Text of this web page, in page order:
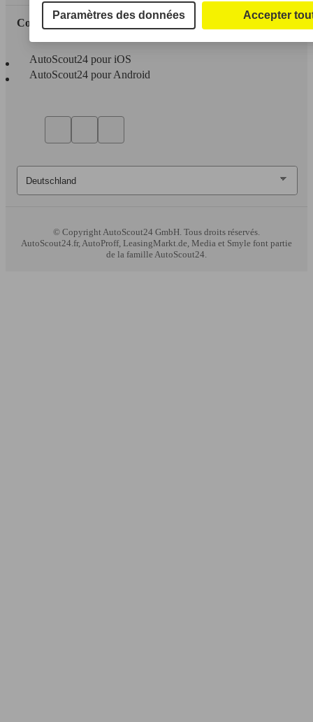
Contact
AutoScout24 pour iOS
AutoScout24 pour Android
© CopyrightAutoScout24 GmbH. Tous droits réservés.
AutoScout24.fr, AutoProff, LeasingMarkt.de, Media et Smyle font partie
de la famille AutoScout24.
Paramètres des données Accepter